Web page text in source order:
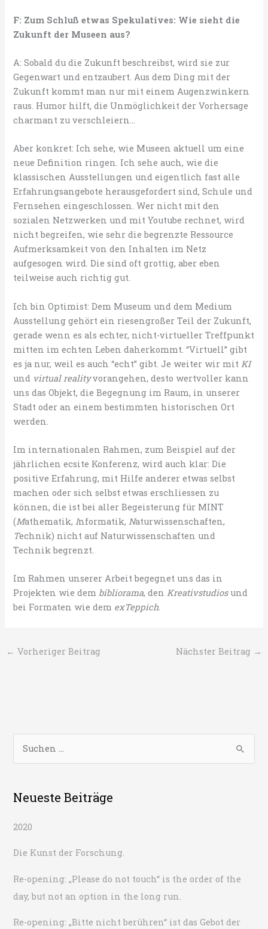
F: Zum Schluß etwas Spekulatives: Wie sieht die
Zukunft der Museen aus?
A: Sobald du die Zukunft beschreibst, wird sie zur
Gegenwart und entzaubert. Aus dem Ding mit der
Zukunft kommt man nur mit einem Augenzwinkern
raus. Humor hilft, die Unmöglichkeit der Vorhersage
charmant zu verschleiern…
Aber konkret: Ich sehe, wie Museen aktuell um eine
neue Definition ringen. Ich sehe auch, wie die
klassischen Ausstellungen und eigentlich fast alle
Erfahrungsangebote herausgefordert sind, Schule und
Fernsehen eingeschlossen. Wer nicht mit den
sozialen Netzwerken und mit Youtube rechnet, wird
nicht begreifen, wie sehr die begrenzte Ressource
Aufmerksamkeit von den Inhalten im Netz
aufgesogen wird. Die sind oft grottig, aber eben
teilweise auch richtig gut.
Ich bin Optimist: Dem Museum und dem Medium
Ausstellung gehört ein riesengroßer Teil der Zukunft,
gerade wenn es als echter, nicht-virtueller Treffpunkt
mitten im echten Leben daherkommt. “Virtuell” gibt
es ja nur, weil es auch “echt” gibt. Je weiter wir mit KI
und virtual realityvorangehen, desto wertvoller kann
uns das Objekt, die Begegnung im Raum, in unserer
Stadt oder an einem bestimmten historischen Ort
werden.
Im internationalen Rahmen, zum Beispiel auf der
jährlichen ecsite Konferenz, wird auch klar: Die
positive Erfahrung, mit Hilfe anderer etwas selbst
machen oder sich selbst etwas erschliessen zu
können, die ist bei aller Begeisterung für MINT
(Mathematik, Informatik,Naturwissenschaften,
Technik) nicht auf Naturwissenschaften und
Technik begrenzt.
Im Rahmen unserer Arbeit begegnet uns das in
Projekten wie dem bibliorama, denKreativstudiosund
bei Formaten wie dem exTeppich.
← Vorheriger Beitrag Nächster Beitrag →
h
n
c
h
Neueste Beiträge
2020
Die Kunst der Forschung.
Re-opening: „Please do not touch“ is the order of the
day, but not an option in the long run.
Re-opening: „Bitte nicht berühren“ ist das Gebot der